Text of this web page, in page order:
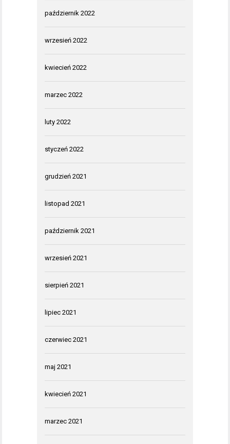
październik 2022
wrzesień 2022
kwiecień 2022
marzec 2022
luty 2022
styczeń 2022
grudzień 2021
listopad 2021
październik 2021
wrzesień 2021
sierpień 2021
lipiec 2021
czerwiec 2021
maj 2021
kwiecień 2021
marzec 2021